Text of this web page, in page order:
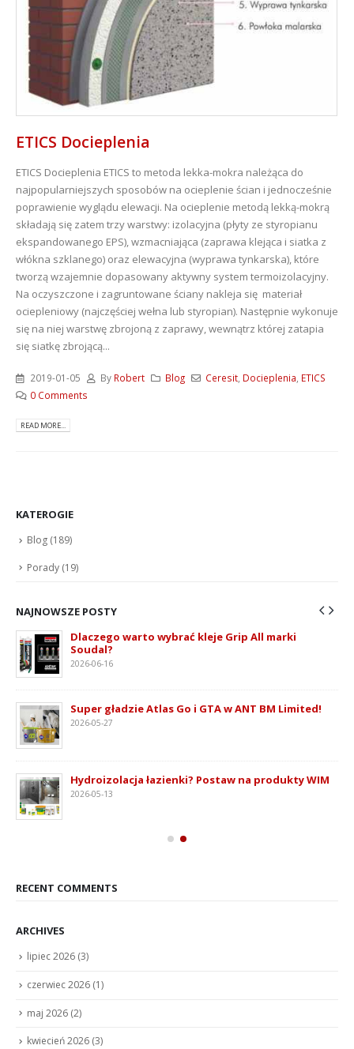
ETICS Docieplenia
ETICS Docieplenia ETICS to metoda lekka-mokra należąca do
najpopularniejszych sposobów na ocieplenie ścian i jednocześnie
poprawienie wyglądu elewacji. Na ocieplenie metodą lekką-mokrą
składają się zatem trzy warstwy: izolacyjna (płyty ze styropianu
ekspandowanego EPS), wzmacniająca (zaprawa klejąca i siatka z
włókna szklanego) oraz elewacyjna (wyprawa tynkarska), które
tworzą wzajemnie dopasowany aktywny system termoizolacyjny.
Na oczyszczone i zagruntowane ściany nakleja się materiał
ociepleniowy (najczęściej wełna lub styropian). Następnie wykonuje
się na niej warstwę zbrojoną z zaprawy, wewnątrz której zatapia
się siatkę zbrojącą...
2019-01-05 By Robert Blog Ceresit, Docieplenia ETICS
0 Comments
READ MORE...
KATEROGIE
Blog (189)
Porady (19)
NAJNOWSZE POSTY
Dlaczego warto wybrać kleje Grip All marki
Soudal?
2026-06-16
Super gładzie Atlas Go i GTA w ANT BM Limited!
2026-05-27
Hydroizolacja łazienki? Postaw na produkty WIM
2026-05-13
RECENT COMMENTS
ARCHIVES
lipiec 2026 (3)
czerwiec 2026 (1)
maj 2026 (2)
kwiecień 2026 (3)